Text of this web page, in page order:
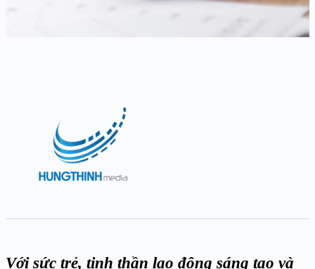
Với sức trẻ, tinh thần lao động sáng tạo và